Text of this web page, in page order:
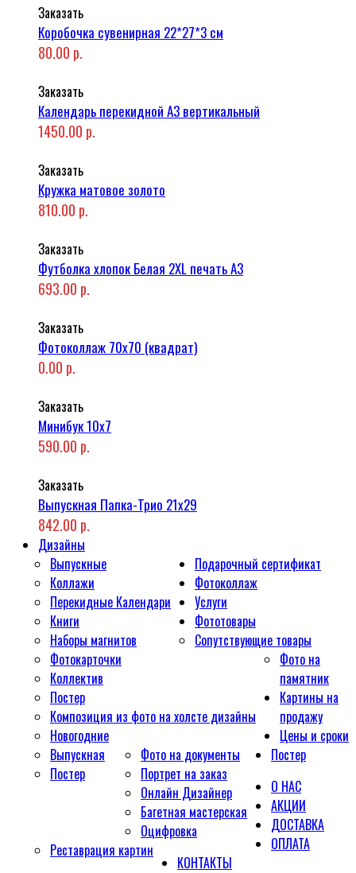
Заказать
Коробочка сувенирная 22*27*3 см
80.00 р.
Заказать
Календарь перекидной А3 вертикальный
1450.00 р.
Заказать
Кружка матовое золото
810.00 р.
Заказать
Футболка хлопок Белая 2XL печать A3
693.00 р.
Заказать
Фотоколлаж 70x70 (квадрат)
0.00 р.
Заказать
Минибук 10х7
590.00 р.
Заказать
Выпускная Папка-Трио 21x29
842.00 р.
Дизайны
Выпускные
Коллажи
Перекидные Календари
Книги
Наборы магнитов
Фотокарточки
Коллектив
Постер
Композиция из фото на холсте дизайны
Новогодние
Выпускная
Постер
Подарочный сертификат
Фотоколлаж
Услуги
Фото на документы
Портрет на заказ
Онлайн Дизайнер
Багетная мастерская
Оцифровка
Реставрация картин
Фототовары
Сопутствующие товары
Фото на
памятник
Картины на
продажу
Цены и сроки
Постер
О НАС
АКЦИИ
ДОСТАВКА
ОПЛАТА
КОНТАКТЫ